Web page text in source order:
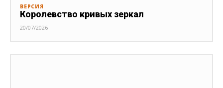
ВЕРСИЯ
Королевство кривых зеркал
20/07/2026